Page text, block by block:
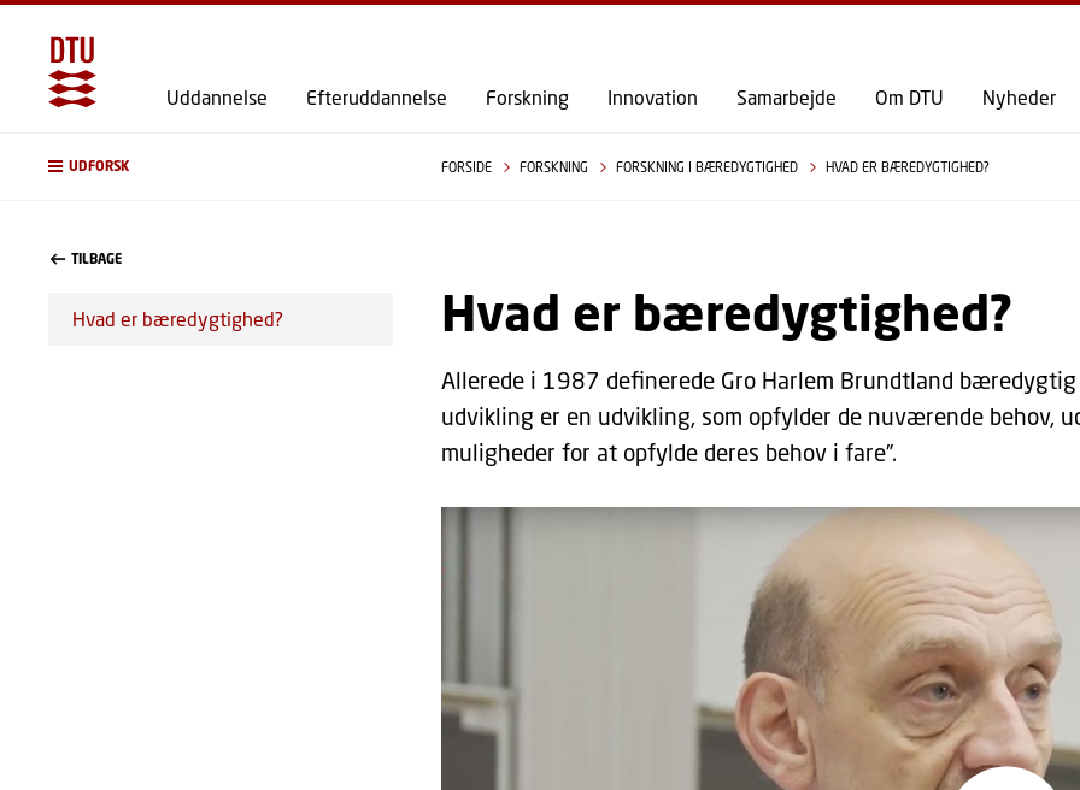
GÅ TIL PRIMÆRT INDHOLD (TRYK ENTER).
Uddannelse Efteruddannelse Forskning Innovation Samarbejde Om DTU Nyheder
UDFORSK FORSIDE FORSKNING FORSKNING I BÆREDYGTIGHED HVAD ER BÆREDYGTIGHED?
TILBAGE
Hvad er bæredygtighed? Hvad er bæredygtighed?
Allerede i 1987 definerede Gro Harlem Brundtland
udvikling er en udvikling, som opfylder de nuværende behov,
muligheder for at opfylde deres behov i fare”.